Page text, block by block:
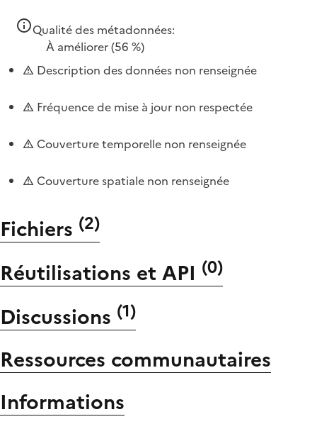
Qualité des métadonnées:
À améliorer(56 %)
Description des données non renseignée
Fréquence de mise à jour non respectée
Couverture temporelle non renseignée
Couverture spatiale non renseignée
Fichiers (2)
Réutilisations et API (0)
Discussions (1)
Ressources communautaires
Informations